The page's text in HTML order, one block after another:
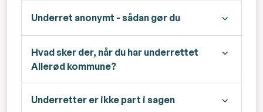
Underret anonymt - sådan gør du
Hvad sker der, når du har underrettet
Allerød kommune?
Underretter er ikke part i sagen